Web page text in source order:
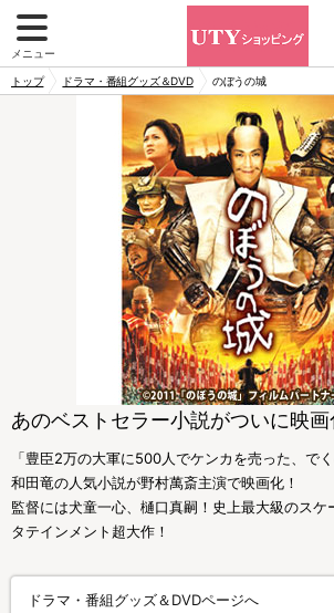
メニュー
トップ ドラマ・番組グッズ＆DVD のぼうの城
あのベストセラー小説がついに映画
「豊臣2万の大軍に500人でケンカを売った、で
和田竜の人気小説が野村萬斎主演で映画化！
監督には犬童一心、樋口真嗣！史上最大級のスケ
タテインメント超大作！
ドラマ・番組グッズ＆DVDページへ